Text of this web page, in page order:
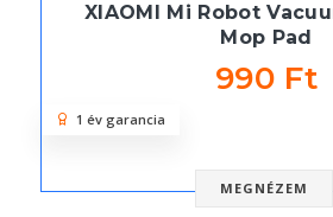
XIAOMI Mi Robot
Mop Pad
990 Ft
MEGNÉZEM
1 év garancia